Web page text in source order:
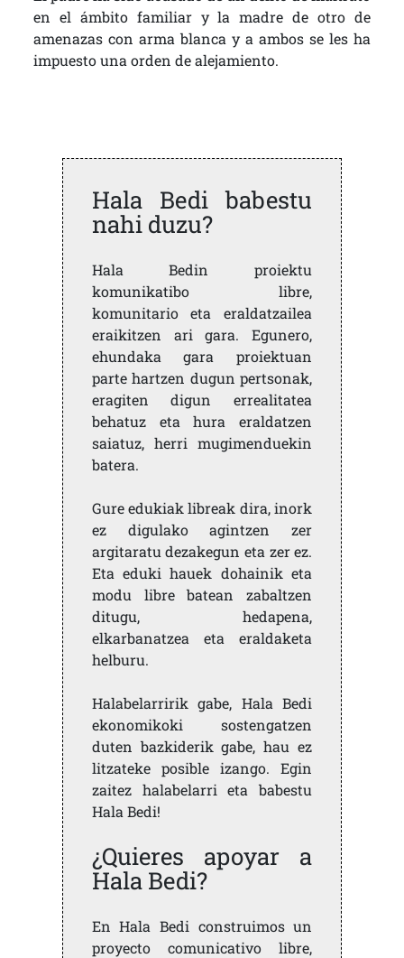
en el ámbito familiar y la madre de otro de
amenazas con arma blanca y a ambos se les ha
impuesto una orden de alejamiento.
Hala Bedi babestu
nahi duzu?
Hala Bedin proiektu
komunikatibo libre,
komunitario eta eraldatzailea
eraikitzen ari gara. Egunero,
ehundaka gara proiektuan
parte hartzen dugun pertsonak,
eragiten digun errealitatea
behatuz eta hura eraldatzen
saiatuz, herri mugimenduekin
batera.
Gure edukiak libreak dira, inork
ez digulako agintzen zer
argitaratu dezakegun eta zer ez.
Eta eduki hauek dohainik eta
modu libre batean zabaltzen
ditugu, hedapena,
elkarbanatzea eta eraldaketa
helburu.
Halabelarririk gabe, Hala Bedi
ekonomikoki sostengatzen
duten bazkiderik gabe, hau ez
litzateke posible izango. Egin
zaitez halabelarri eta babestu
Hala Bedi!
¿Quieres apoyar a
Hala Bedi?
En Hala Bedi construimos un
proyecto comunicativo libre,